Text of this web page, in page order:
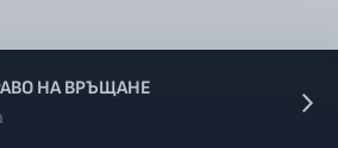
НА ВРЪЩАНЕ